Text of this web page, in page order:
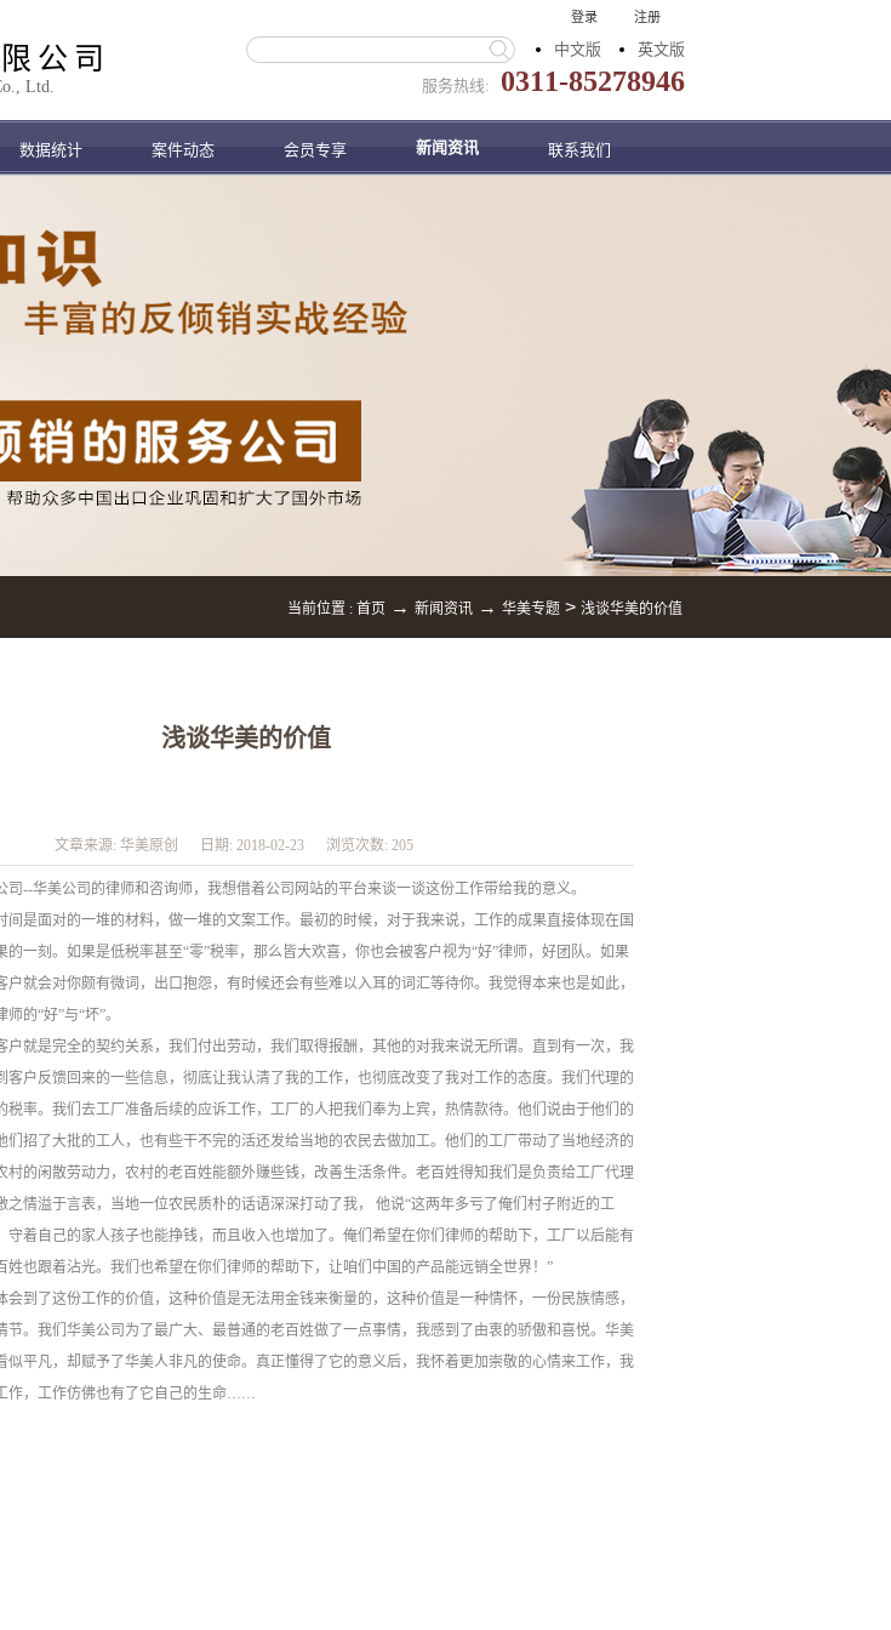
公司
Ltd. 服务热线: 0311-85278946
中文版 英文版
登录 注册
数据统计 案件动态 会员专享 新闻资讯 联系我们
当前位置 : 首页 → 新闻资讯 → 华美专题 > 浅谈华美的价值
浅谈华美的价值
文章来源: 华美原创 日期: 2018-02-23 浏览次数: 205
司--华美公司的律师和咨询师，我想借着公司网站的平台来谈一谈这份工作带给我的意义。
间是面对的一堆的材料，做一堆的文案工作。最初的时候，对于我来说，工作的成果直接体现在国
的一刻。如果是低税率甚至“零”税率，那么皆大欢喜，你也会被客户视为“好”律师，好团队。如果
户就会对你颇有微词，出口抱怨，有时候还会有些难以入耳的词汇等待你。我觉得本来也是如此，
的“好”与“坏”。
户就是完全的契约关系，我们付出劳动，我们取得报酬，其他的对我来说无所谓。直到有一次，我
客户反馈回来的一些信息，彻底让我认清了我的工作，也彻底改变了我对工作的态度。我们代理的
税率。我们去工厂准备后续的应诉工作，工厂的人把我们奉为上宾，热情款待。他们说由于他们的
们招了大批的工人，也有些干不完的活还发给当地的农民去做加工。他们的工厂带动了当地经济的
村的闲散劳动力，农村的老百姓能额外赚些钱，改善生活条件。老百姓得知我们是负责给工厂代理
之情溢于言表，当地一位农民质朴的话语深深打动了我， 他说“这两年多亏了俺们村子附近的工
守着自己的家人孩子也能挣钱，而且收入也增加了。俺们希望在你们律师的帮助下，工厂以后能有
姓也跟着沾光。我们也希望在你们律师的帮助下，让咱们中国的产品能远销全世界！”
会到了这份工作的价值，这种价值是无法用金钱来衡量的，这种价值是一种情怀，一份民族情感，
节。我们华美公司为了最广大、最普通的老百姓做了一点事情，我感到了由衷的骄傲和喜悦。华美
似平凡，却赋予了华美人非凡的使命。真正懂得了它的意义后，我怀着更加崇敬的心情来工作，我
作，工作仿佛也有了它自己的生命……